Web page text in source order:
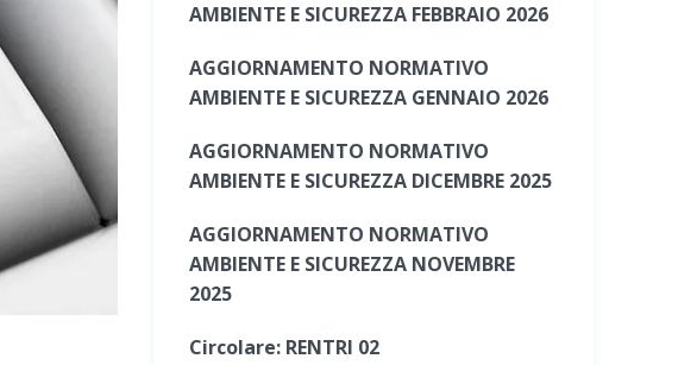
AMBIENTE E SICUREZZA FEBBRAIO 2026
AGGIORNAMENTO NORMATIVO
AMBIENTE E SICUREZZA GENNAIO 2026
AGGIORNAMENTO NORMATIVO
AMBIENTE E SICUREZZA DICEMBRE 2025
AGGIORNAMENTO NORMATIVO
AMBIENTE E SICUREZZA NOVEMBRE
2025
Circolare: RENTRI 02